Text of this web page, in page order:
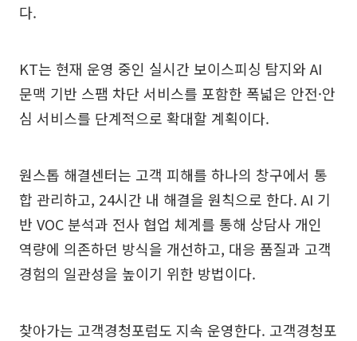
다.
KT는 현재 운영 중인 실시간 보이스피싱 탐지와 AI
문맥 기반 스팸 차단 서비스를 포함한 폭넓은 안전·안
심 서비스를 단계적으로 확대할 계획이다.
원스톱 해결센터는 고객 피해를 하나의 창구에서 통
합 관리하고, 24시간 내 해결을 원칙으로 한다. AI 기
반 VOC 분석과 전사 협업 체계를 통해 상담사 개인
역량에 의존하던 방식을 개선하고, 대응 품질과 고객
경험의 일관성을 높이기 위한 방법이다.
찾아가는 고객경청포럼도 지속 운영한다. 고객경청포